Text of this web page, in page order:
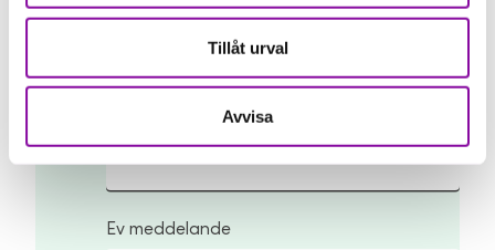
Tillåt urval
Avvisa
Organisationsnummer
Ev meddelande